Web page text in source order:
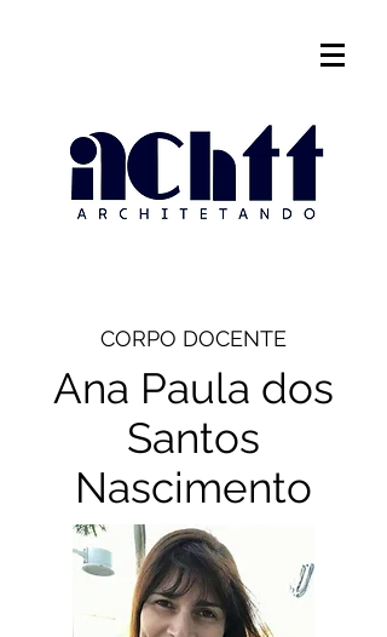
CORPO DOCENTE
Ana Paula dos
Santos
Nascimento